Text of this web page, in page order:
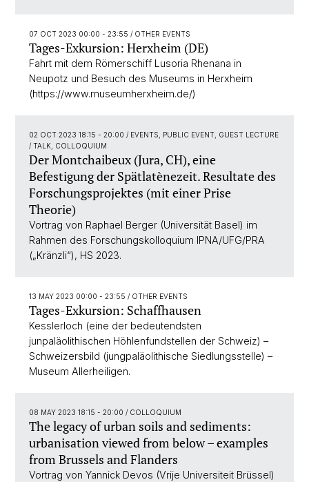
07 OCT 2023 00:00 - 23:55 / OTHER EVENTS
Tages-Exkursion: Herxheim (DE)
Fahrt mit dem Römerschiff Lusoria Rhenana in
Neupotz und Besuch des Museums in Herxheim
(https://www.museumherxheim.de/)
02 OCT 2023 18:15 - 20:00 / EVENTS, PUBLIC EVENT, GUEST LECTURE
/ TALK, COLLOQUIUM
Der Montchaibeux (Jura, CH), eine
Befestigung der Spätlatènezeit. Resultate des
Forschungsprojektes (mit einer Prise
Theorie)
Vortrag von Raphael Berger (Universität Basel) im
Rahmen des Forschungskolloquium IPNA/UFG/PRA
(„Kränzli“), HS 2023.
13 MAY 2023 00:00 - 23:55 / OTHER EVENTS
Tages-Exkursion: Schaffhausen
Kesslerloch (eine der bedeutendsten
junpaläolithischen Höhlenfundstellen der Schweiz) –
Schweizersbild (jungpaläolithische Siedlungsstelle) –
Museum Allerheiligen.
08 MAY 2023 18:15 - 20:00 / COLLOQUIUM
The legacy of urban soils and sediments:
urbanisation viewed from below – examples
from Brussels and Flanders
Vortrag von Yannick Devos (Vrije Universiteit Brüssel)